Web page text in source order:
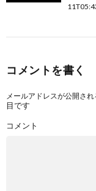
コメントを書く
メールアドレスが公開され
目です
コメント